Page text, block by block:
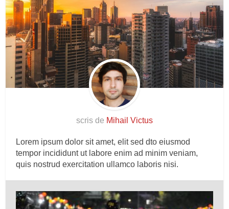
scris de Mihail Victus
Lorem ipsum dolor sit amet, elit sed dto eiusmod
tempor incididunt ut labore enim ad minim veniam,
quis nostrud exercitation ullamco laboris nisi.